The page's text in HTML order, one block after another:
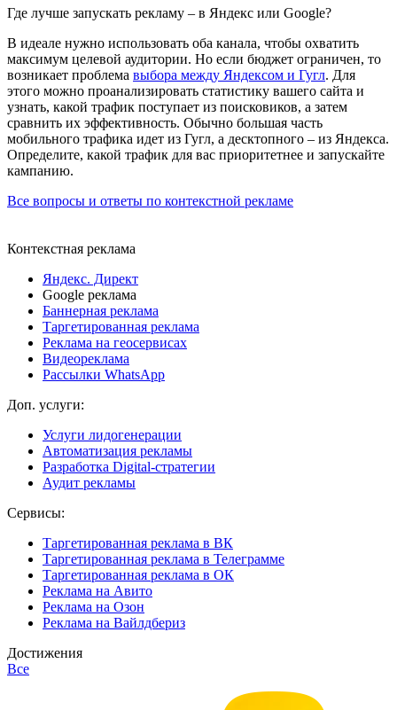
Где лучше запускать рекламу – в Яндекс или Google?
В идеале нужно использовать оба канала, чтобы охватить
максимум целевой аудитории. Но если бюджет ограничен, то
возникает проблема выбора между Яндексом и Гугл. Для
этого можно проанализировать статистику вашего сайта и
узнать, какой трафик поступает из поисковиков, а затем
сравнить их эффективность. Обычно большая часть
мобильного трафика идет из Гугл, а десктопного – из Яндекса.
Определите, какой трафик для вас приоритетнее и запускайте
кампанию.
Все вопросы и ответы по контекстной рекламе
Контекстная реклама
Яндекс. Директ
Google реклама
Баннерная реклама
Таргетированная реклама
Реклама на геосервисах
Видеореклама
Рассылки WhatsApp
Доп. услуги:
Услуги лидогенерации
Автоматизация рекламы
Разработка Digital-стратегии
Аудит рекламы
Сервисы:
Таргетированная реклама в ВК
Таргетированная реклама в Телеграмме
Таргетированная реклама в ОК
Реклама на Авито
Реклама на Озон
Реклама на Вайлдбериз
Достижения
Все